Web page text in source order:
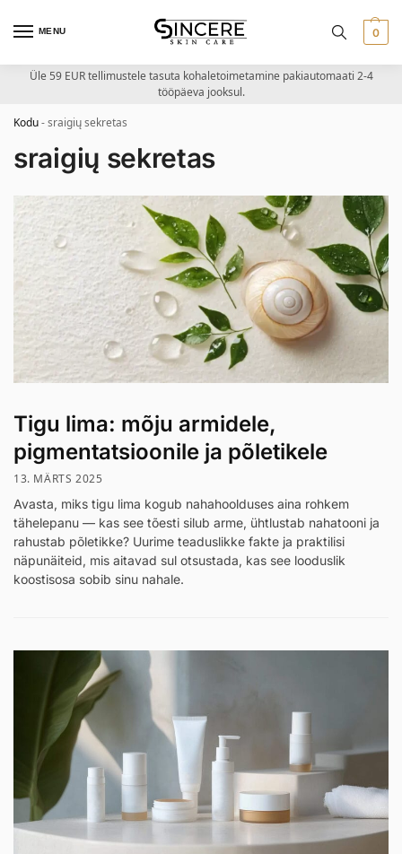
MENU 0
Üle 59 EUR tellimustele tasuta kohaletoimetamine pakiautomaati 2-4
tööpäeva jooksul.
Kodu-sraigių sekretas
sraigių sekretas
Tigu lima: mõju armidele,
pigmentatsioonile ja põletikele
13. MÄRTS 2025
Avasta, miks tigu lima kogub nahahoolduses aina rohkem
tähelepanu — kas see tõesti silub arme, ühtlustab nahatooni ja
rahustab põletikke? Uurime teaduslikke fakte ja praktilisi
näpunäiteid, mis aitavad sul otsustada, kas see looduslik
koostisosa sobib sinu nahale.